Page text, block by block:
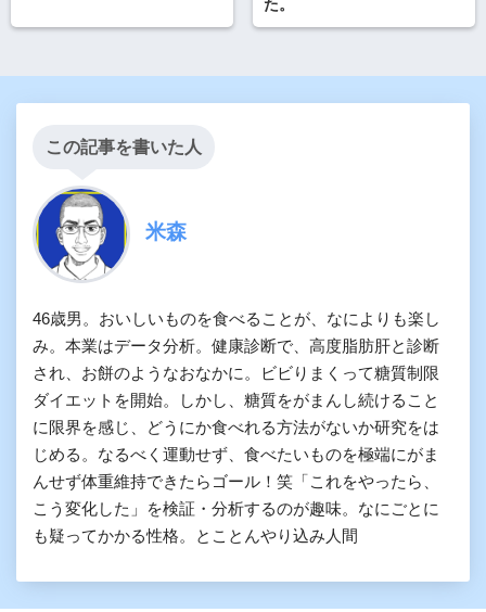
た。
この記事を書いた人
米森
46歳男。おいしいものを食べることが、なによりも楽し
み。本業はデータ分析。健康診断で、高度脂肪肝と診断
され、お餅のようなおなかに。ビビりまくって糖質制限
ダイエットを開始。しかし、糖質をがまんし続けること
に限界を感じ、どうにか食べれる方法がないか研究をは
じめる。なるべく運動せず、食べたいものを極端にがま
んせず体重維持できたらゴール！笑「これをやったら、
こう変化した」を検証・分析するのが趣味。なにごとに
も疑ってかかる性格。とことんやり込み人間